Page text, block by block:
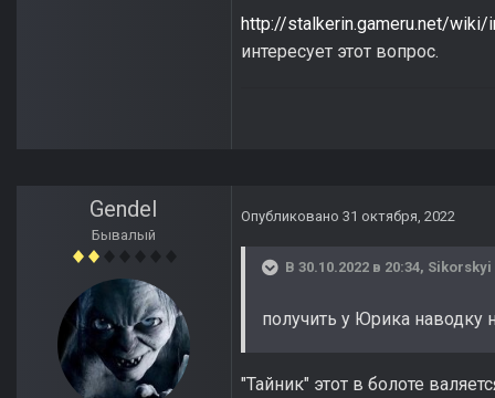
http://stalkerin.gameru.net/wiki/
интересует этот вопрос.
Gendel
Бывалый
Опубликовано 31 октября, 2022
В 30.10.2022 в 20:34, Sikorskyi
получить у Юрика наводку
"Тайник" этот в болоте